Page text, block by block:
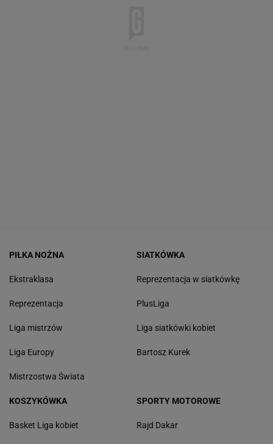
PIŁKA NOŻNA
Ekstraklasa
Reprezentacja
Liga mistrzów
Liga Europy
Mistrzostwa Świata
SIATKÓWKA
Reprezentacja w siatkówkę
PlusLiga
Liga siatkówki kobiet
Bartosz Kurek
KOSZYKÓWKA
Basket Liga kobiet
SPORTY MOTOROWE
Rajd Dakar